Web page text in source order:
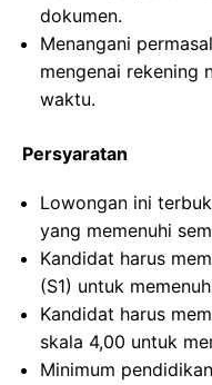
dokumen.
Menangani
mengenai rekening
waktu.
Persyaratan
Lowongan ini
yang memenuhi
Kandidat harus
(S1) untuk
Kandidat harus
skala 4,00 untuk
Minimum